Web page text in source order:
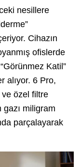
nesillere
Cihazın
ofislerde
Katil”
alıyor. 6 Pro,
özel filtre
miligram
parçalayarak